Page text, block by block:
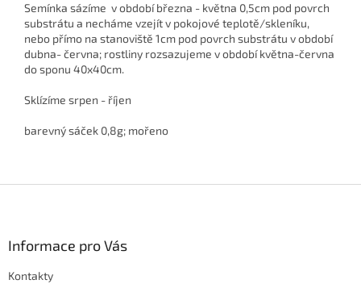
Semínka sázíme v období března - května 0,5cm pod povrch
substrátu a necháme vzejít v pokojové teplotě/skleníku,
nebo přímo na stanoviště 1cm pod povrch substrátu v období
dubna- června; rostliny rozsazujeme v období května-června
do sponu 40x40cm.
Sklízíme srpen - říjen
barevný sáček 0,8g; mořeno
Informace pro Vás
Kontakty